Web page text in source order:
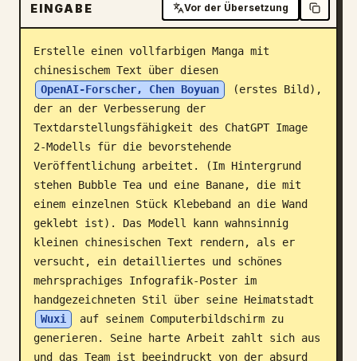
Blog
EINGABE Vor der Übersetzung
Erstelle einen vollfarbigen Manga mit
chinesischem Text über diesen
OpenAI-Forscher, Chen Boyuan
(erstes Bild),
der an der Verbesserung der
Textdarstellungsfähigkeit des ChatGPT Image
2-Modells für die bevorstehende
Veröffentlichung arbeitet. (Im Hintergrund
stehen Bubble Tea und eine Banane, die mit
einem einzelnen Stück Klebeband an die Wand
geklebt ist). Das Modell kann wahnsinnig
kleinen chinesischen Text rendern, als er
versucht, ein detailliertes und schönes
mehrsprachiges Infografik-Poster im
handgezeichneten Stil über seine Heimatstadt
Wuxi
auf seinem Computerbildschirm zu
generieren. Seine harte Arbeit zahlt sich aus
und das Team ist beeindruckt von der absurd